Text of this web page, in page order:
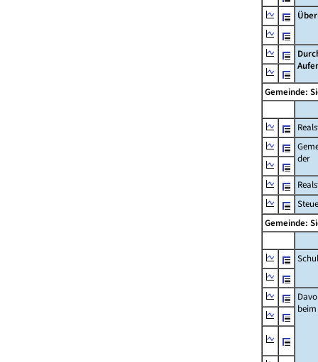
Gemeinde:
der
Gemeinde:
beim